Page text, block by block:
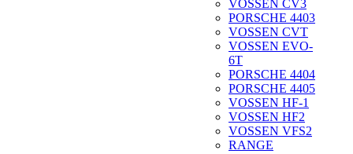
VOSSEN CV3
PORSCHE 4403
VOSSEN CVT
VOSSEN EVO-
6T
PORSCHE 4404
PORSCHE 4405
VOSSEN HF-1
VOSSEN HF2
VOSSEN VFS2
RANGE